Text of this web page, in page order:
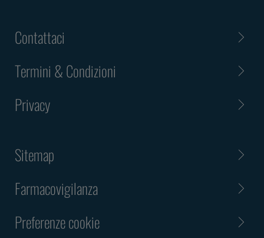
Contattaci
Termini & Condizioni
Privacy
Sitemap
Farmacovigilanza
Preferenze cookie